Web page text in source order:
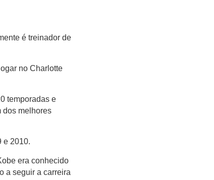
é treinador de
no Charlotte
temporadas e
dos melhores
e 2010.
era conhecido
a seguir a carreira